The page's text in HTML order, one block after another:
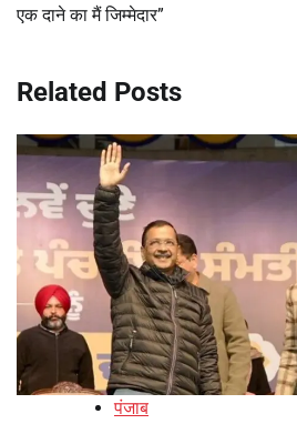
एक दाने का मैं जिम्मेदार”
Related Posts
पंजाब